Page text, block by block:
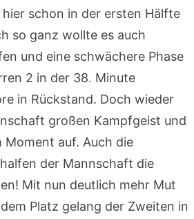
schon in der ersten Hälfte
so ganz wollte es auch
und eine schwächere Phase
2 in der 38. Minute
in Rückstand. Doch wieder
großen Kampfgeist und
Moment auf. Auch die
der Mannschaft die
Mit nun deutlich mehr Mut
Platz gelang der Zweiten in